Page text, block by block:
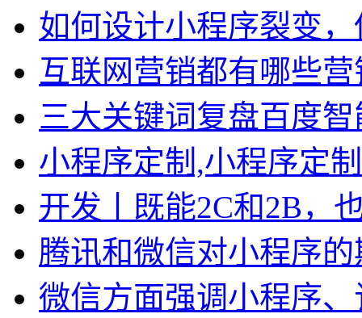
如何设计小程序裂变
互联网营销都有哪些
三大关键词复盘百度
小程序定制,小程序定
开发丨既能2C和2B，
腾讯和微信对小程序
微信方面强调小程序